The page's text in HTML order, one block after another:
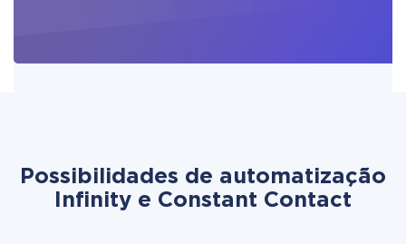
Possibilidades de automatização
Infinity e Constant Contact